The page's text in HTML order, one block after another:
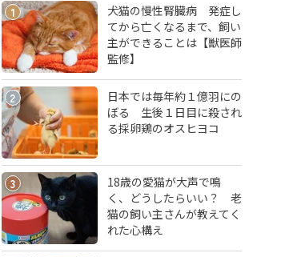
1
犬猫の慢性腎臓病 発症し
てから亡くなるまで、飼い
主ができることは【獣医師
監修】
2
日本では毎年約１億羽にの
ぼる 生後１日目に殺され
る採卵鶏のオスヒヨコ
3
18歳の愛猫が大声で鳴
く、どうしたらいい？ 老
猫の飼い主さんが教えてく
れた心構え